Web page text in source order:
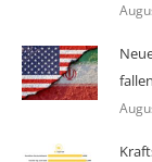
fallen